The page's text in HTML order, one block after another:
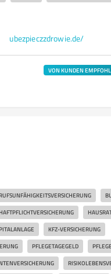
ubezpieczzdrowie.de/
VON KUNDEN
KFZ-VERSICHERUNG
PFLEGETAGEGELD